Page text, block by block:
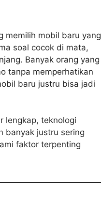
memilih mobil baru yang
soal cocok di mata,
Banyak orang yang
tanpa memperhatikan
baru justru bisa jadi
lengkap, teknologi
banyak justru sering
faktor terpenting